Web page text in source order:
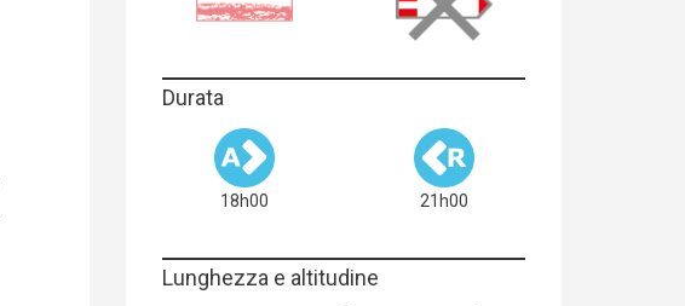
Durata
18h00 21h00
Lunghezza e altitudine